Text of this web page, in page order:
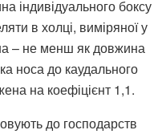
індивідуального боксу
в холці, виміряної у
– не менш як довжина
носа до каудального
на коефіцієнт 1,1.
до господарств